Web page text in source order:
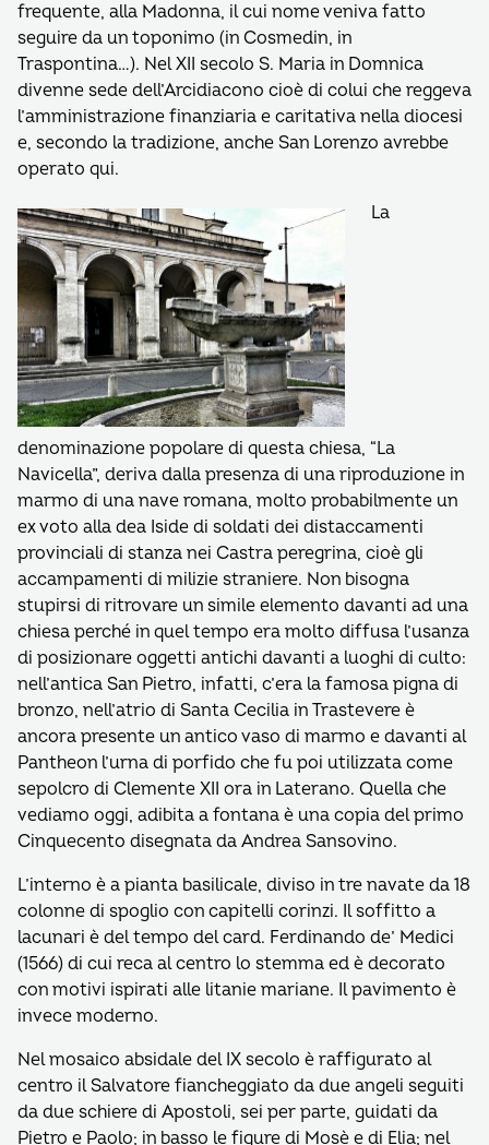
frequente, alla Madonna, il cui nome veniva fatto
seguire da un toponimo (in Cosmedin, in
Traspontina…). Nel XII secolo S. Maria in Domnica
divenne sede dell’Arcidiacono cioè di colui che reggeva
l’amministrazione finanziaria e caritativa nella diocesi
e, secondo la tradizione, anche San Lorenzo avrebbe
operato qui.
La
denominazione popolare di questa chiesa, “La
Navicella”, deriva dalla presenza di una riproduzione in
marmo di una nave romana, molto probabilmente un
ex voto alla dea Iside di soldati dei distaccamenti
provinciali di stanza nei Castra peregrina, cioè gli
accampamenti di milizie straniere. Non bisogna
stupirsi di ritrovare un simile elemento davanti ad una
chiesa perché in quel tempo era molto diffusa l’usanza
di posizionare oggetti antichi davanti a luoghi di culto:
nell’antica San Pietro, infatti, c’era la famosa pigna di
bronzo, nell’atrio di Santa Cecilia in Trastevere è
ancora presente un antico vaso di marmo e davanti al
Pantheon l’urna di porfido che fu poi utilizzata come
sepolcro di Clemente XII ora in Laterano. Quella che
vediamo oggi, adibita a fontana è una copia del primo
Cinquecento disegnata da Andrea Sansovino.
L’interno è a pianta basilicale, diviso in tre navate da 18
colonne di spoglio con capitelli corinzi. Il soffitto a
lacunari è del tempo del card. Ferdinando de’ Medici
(1566) di cui reca al centro lo stemma ed è decorato
con motivi ispirati alle litanie mariane. Il pavimento è
invece moderno.
Nel mosaico absidale del IX secolo è raffigurato al
centro il Salvatore fiancheggiato da due angeli seguiti
da due schiere di Apostoli, sei per parte, guidati da
Pietro e Paolo; in basso le figure di Mosè e di Elia; nel